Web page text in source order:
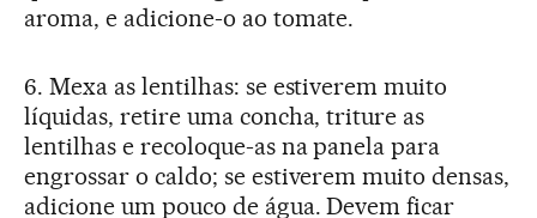
aroma, e adicione-o ao tomate.
6. Mexa as lentilhas: se estiverem muito
líquidas, retire uma concha, triture as
lentilhas e recoloque-as na panela para
engrossar o caldo; se estiverem muito densas,
adicione um pouco de água. Devem ficar